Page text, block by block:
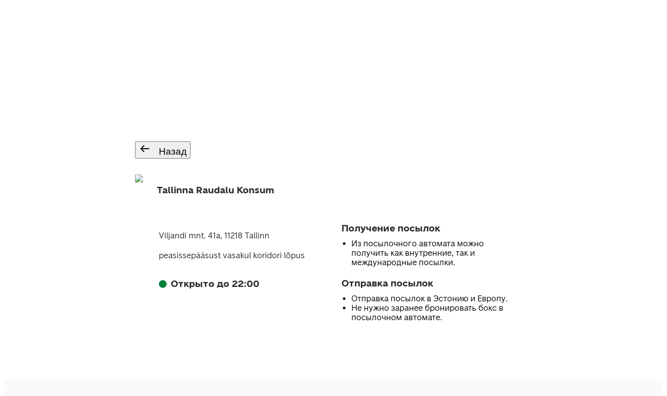
Назад
Tallinna Raudalu Konsum
Viljandi mnt. 41a, 11218 Tallinn
peasissepääsust vasakul koridori lõpus
Открыто до 22:00
Получение посылок
Из посылочного автомата можно
получить как внутренние, так и
международные посылки.
Отправка посылок
Отправка посылок в Эстонию и Европу.
Не нужно заранее бронировать бокс в
посылочном автомате.